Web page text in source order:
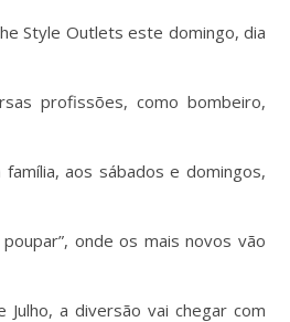
Style Outlets este domingo, dia
profissões, como bombeiro,
aos sábados e domingos,
onde os mais novos vão
a diversão vai chegar com